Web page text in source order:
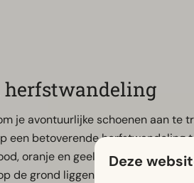
herfstwandeling
je avontuurlijke schoenen aan te
een betoverende herfstwandeling
oranje en geel veranderen, kun
de grond liggen. Luister naar het
Deze